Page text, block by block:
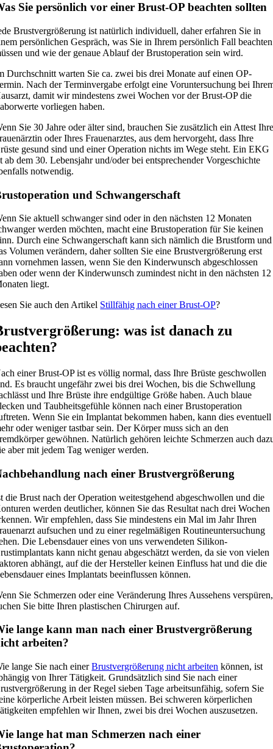
Sie persönlich vor einer Brust-OP beachten sollten
Brustvergrößerung ist natürlich individuell, daher erfahren Sie in
persönlichen Gespräch, was Sie in Ihrem persönlich Fall beachten
und wie der genaue Ablauf der Brustoperation sein wird.
Durchschnitt warten Sie ca. zwei bis drei Monate auf einen OP-
Nach der Terminvergabe erfolgt eine Voruntersuchung bei
damit wir mindestens zwei Wochen vor der Brust-OP die
vorliegen haben.
Sie 30 Jahre oder älter sind, brauchen Sie zusätzlich ein Attest
oder Ihres Frauenarztes, aus dem hervorgeht, dass Ihre
gesund sind und einer Operation nichts im Wege steht. Ein EKG
ab dem 30. Lebensjahr und/oder bei entsprechender Vorgeschichte
notwendig.
und Schwangerschaft
Sie aktuell schwanger sind oder in den nächsten 12 Monaten
werden möchten, macht eine Brustoperation für Sie keinen
Durch eine Schwangerschaft kann sich nämlich die Brustform und
Volumen verändern, daher sollten Sie eine Brustvergrößerung erst
vornehmen lassen, wenn Sie den Kinderwunsch abgeschlossen
oder wenn der Kinderwunsch zumindest nicht in den nächsten 12
liegt.
Sie auch den Artikel Stillfähig nach einer Brust-OP?
was ist danach zu
einer Brust-OP ist es völlig normal, dass Ihre Brüste geschwollen
Es braucht ungefähr zwei bis drei Wochen, bis die Schwellung
und Ihre Brüste ihre endgültige Größe haben. Auch blaue
und Taubheitsgefühle können nach einer Brustoperation
Wenn Sie ein Implantat bekommen haben, kann dies eventuell
oder weniger tastbar sein. Der Körper muss sich an den
gewöhnen. Natürlich gehören leichte Schmerzen auch
aber mit jedem Tag weniger werden.
nach einer Brustvergrößerung
die Brust nach der Operation weitestgehend abgeschwollen und die
werden deutlicher, können Sie das Resultat nach drei Wochen
Wir empfehlen, dass Sie mindestens ein Mal im Jahr Ihren
aufsuchen und zu einer regelmäßigen Routineuntersuchung
Die Lebensdauer eines von uns verwendeten Silikon-
kann nicht genau abgeschätzt werden, da sie von vielen
abhängt, auf die der Hersteller keinen Einfluss hat und die die
eines Implantats beeinflussen können.
Sie Schmerzen oder eine Veränderung Ihres Aussehens verspüren,
Sie bitte Ihren plastischen Chirurgen auf.
lange kann man nach einer Brustvergrößerung
arbeiten?
lange Sie nach einerBrustvergrößerung nicht arbeiten können, ist
von Ihrer Tätigkeit. Grundsätzlich sind Sie nach einer
in der Regel sieben Tage arbeitsunfähig, sofern Sie
körperliche Arbeit leisten müssen. Bei schweren körperlichen
empfehlen wir Ihnen, zwei bis drei Wochen auszusetzen.
lange hat man Schmerzen nach einer